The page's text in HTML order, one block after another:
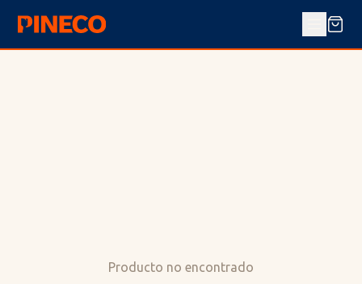
Producto no encontrado